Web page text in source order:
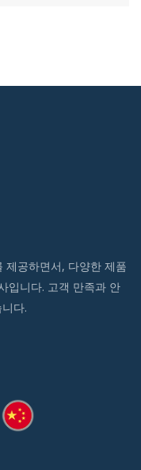
제공하면서, 다양한 제품
입니다. 고객 만족과 안
다.